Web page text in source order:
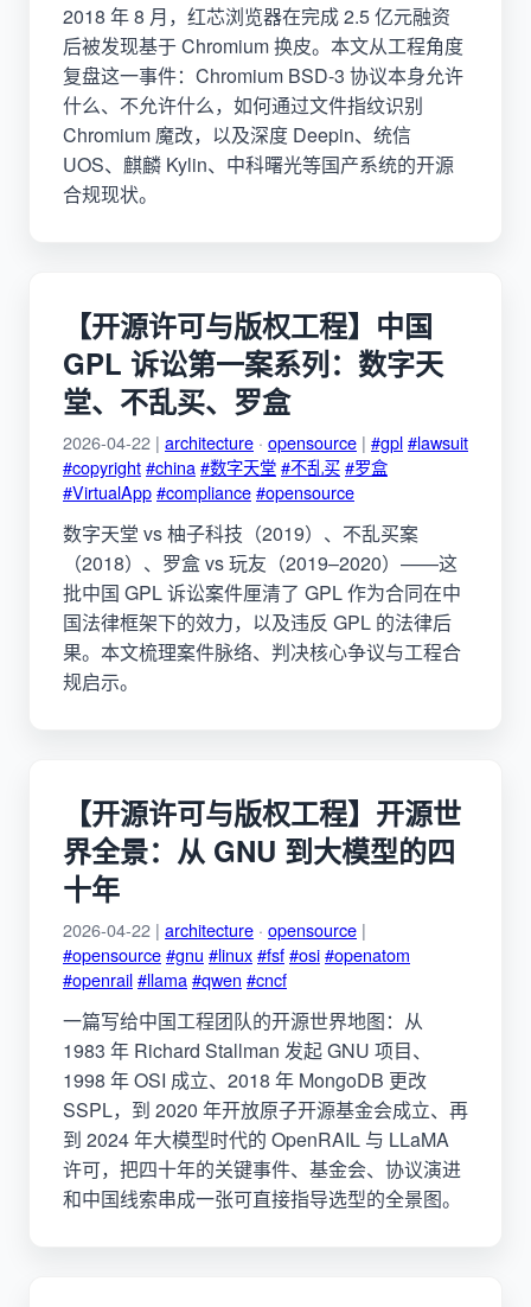
2018 年 8 月，红芯浏览器在完成 2.5 亿元融资
后被发现基于 Chromium 换皮。本文从工程角度
复盘这一事件：Chromium BSD-3 协议本身允许
什么、不允许什么，如何通过文件指纹识别
Chromium 魔改，以及深度 Deepin、统信
UOS、麒麟 Kylin、中科曙光等国产系统的开源
合规现状。
【开源许可与版权工程】中国
GPL 诉讼第一案系列：数字天
堂、不乱买、罗盒
2026-04-22 | architecture · opensource | #gpl#lawsuit
#copyright#china#数字天堂#不乱买#罗盒
#VirtualApp#compliance#opensource
数字天堂 vs 柚子科技（2019）、不乱买案
（2018）、罗盒 vs 玩友（2019–2020）——这
批中国 GPL 诉讼案件厘清了 GPL 作为合同在中
国法律框架下的效力，以及违反 GPL 的法律后
果。本文梳理案件脉络、判决核心争议与工程合
规启示。
【开源许可与版权工程】开源世
界全景：从 GNU 到大模型的四
十年
2026-04-22 | architecture · opensource |
#opensource#gnu #linux#fsf#osi#openatom
#openrail#llama#qwen #cncf
一篇写给中国工程团队的开源世界地图：从
1983 年 Richard Stallman 发起 GNU 项目、
1998 年 OSI 成立、2018 年 MongoDB 更改
SSPL，到 2020 年开放原子开源基金会成立、再
到 2024 年大模型时代的 OpenRAIL 与 LLaMA
许可，把四十年的关键事件、基金会、协议演进
和中国线索串成一张可直接指导选型的全景图。